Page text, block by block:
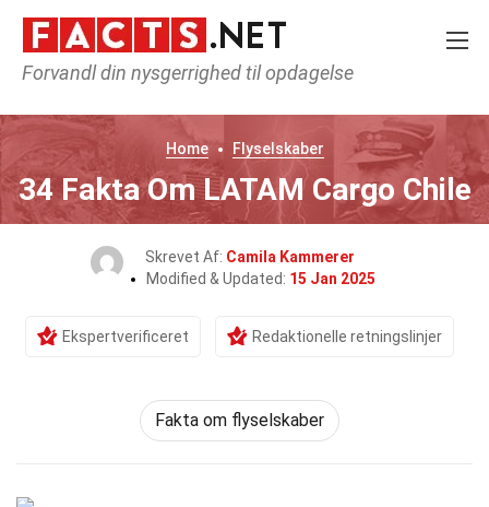
Forvandl din nysgerrighed til opdagelse
Home Flyselskaber
34 Fakta Om LATAM Cargo Chile
Skrevet Af: Camila Kammerer
Modified & Updated: 15 Jan 2025
Ekspertverificeret Redaktionelle retningslinjer
Fakta om flyselskaber